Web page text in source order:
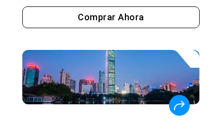
Comprar Ahora